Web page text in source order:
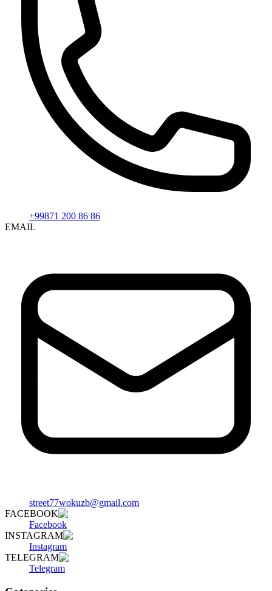
+99871 200 86 86
EMAIL
street77wokuzb@gmail.com
FACEBOOK
Facebook
INSTAGRAM
Instagram
TELEGRAM
Telegram